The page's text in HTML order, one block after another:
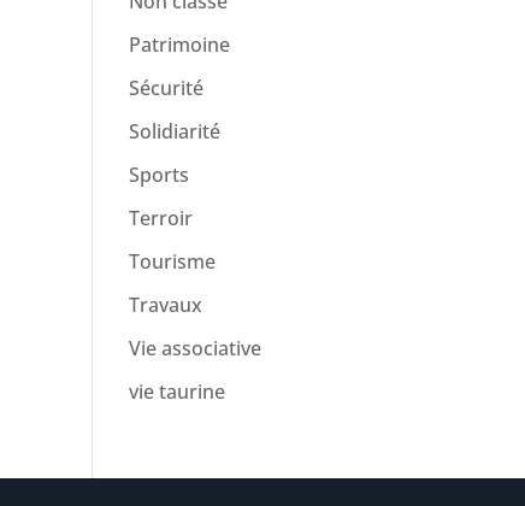
Patrimoine
Sécurité
Solidiarité
Sports
Terroir
Tourisme
Travaux
Vie associative
vie taurine